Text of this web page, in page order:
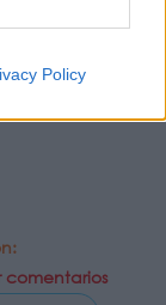
Policy
comentarios